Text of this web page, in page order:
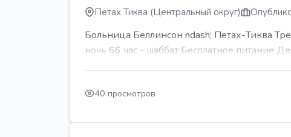
Петах Тиква (Центральный округ)
Больница Беллинсон ndash; Петах-Тиква
ночь 66 час - шаббат Бесплатное питание
40 просмотров